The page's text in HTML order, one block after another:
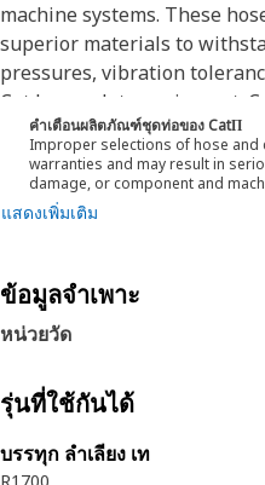
machine systems. These
superior materials to
pressures, vibration
Cat heavy-duty equipment.
couplings are subjected to
processes in the industry.
combination is tested as a
that yields maximum safety
Caterpillar for high
range from 2500 to 6000 psi
(Enhanced Spiral)
Cat hoses also work at half
tighter routing in a wide
The construction of the hose
reinforced, synthetic rubber
คำเตือนผลิตภัณฑ์ชุดท่อของ CatΠ
Improper selections of hose
warranties and may result in
damage, or component and
แสดงเพิ่มเติม
ข้อมูลจำเพาะ
หน่วยวัด
รุ่นที่ใช้กันได้
บรรทุก ลำเลียง เท